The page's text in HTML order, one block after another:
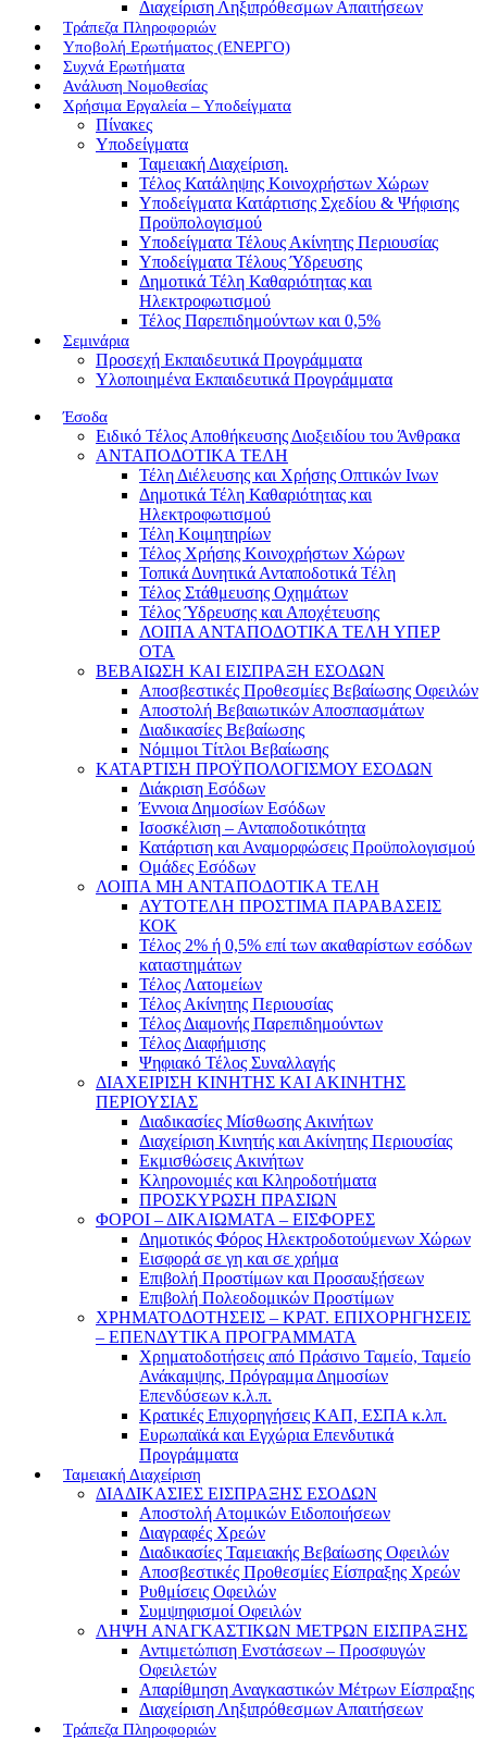
Διαχείριση Ληξιπρόθεσμων Απαιτήσεων
Τράπεζα Πληροφοριών
Υποβολή Ερωτήματος (ΕΝΕΡΓΟ)
Συχνά Ερωτήματα
Ανάλυση Νομοθεσίας
Χρήσιμα Εργαλεία – Υποδείγματα
Πίνακες
Υποδείγματα
Ταμειακή Διαχείριση.
Τέλος Κατάληψης Κοινοχρήστων Χώρων
Υποδείγματα Κατάρτισης Σχεδίου & Ψήφισης
Προϋπολογισμού
Υποδείγματα Τέλους Ακίνητης Περιουσίας
Υποδείγματα Τέλους Ύδρευσης
Δημοτικά Τέλη Καθαριότητας και
Ηλεκτροφωτισμού
Τέλος Παρεπιδημούντων και 0,5%
Σεμινάρια
Προσεχή Εκπαιδευτικά Προγράμματα
Υλοποιημένα Εκπαιδευτικά Προγράμματα
Έσοδα
Ειδικό Τέλος Αποθήκευσης Διοξειδίου του Άνθρακα
ΑΝΤΑΠΟΔΟΤΙΚΑ ΤΕΛΗ
Τέλη Διέλευσης και Χρήσης Οπτικών Ινων
Δημοτικά Τέλη Καθαριότητας και
Ηλεκτροφωτισμού
Τέλη Κοιμητηρίων
Τέλος Χρήσης Κοινοχρήστων Χώρων
Τοπικά Δυνητικά Ανταποδοτικά Τέλη
Τέλος Στάθμευσης Οχημάτων
Τέλος Ύδρευσης και Αποχέτευσης
ΛΟΙΠΑ ΑΝΤΑΠΟΔΟΤΙΚΑ ΤΕΛΗ ΥΠΕΡ
ΟΤΑ
ΒΕΒΑΙΩΣΗ ΚΑΙ ΕΙΣΠΡΑΞΗ ΕΣΟΔΩΝ
Αποσβεστικές Προθεσμίες Βεβαίωσης Οφειλών
Αποστολή Βεβαιωτικών Αποσπασμάτων
Διαδικασίες Βεβαίωσης
Νόμιμοι Τίτλοι Βεβαίωσης
ΚΑΤΑΡΤΙΣΗ ΠΡΟΫΠΟΛΟΓΙΣΜΟΥ ΕΣΟΔΩΝ
Διάκριση Εσόδων
Έννοια Δημοσίων Εσόδων
Ισοσκέλιση – Ανταποδοτικότητα
Κατάρτιση και Αναμορφώσεις Προϋπολογισμού
Ομάδες Εσόδων
ΛΟΙΠΑ ΜΗ ΑΝΤΑΠΟΔΟΤΙΚΑ ΤΕΛΗ
ΑΥΤΟΤΕΛΗ ΠΡΟΣΤΙΜΑ ΠΑΡΑΒΑΣΕΙΣ
ΚΟΚ
Τέλος 2% ή 0,5% επί των ακαθαρίστων εσόδων
καταστημάτων
Τέλος Λατομείων
Τέλος Ακίνητης Περιουσίας
Τέλος Διαμονής Παρεπιδημούντων
Τέλος Διαφήμισης
Ψηφιακό Τέλος Συναλλαγής
ΔΙΑΧΕΙΡΙΣΗ ΚΙΝΗΤΗΣ ΚΑΙ ΑΚΙΝΗΤΗΣ
ΠΕΡΙΟΥΣΙΑΣ
Διαδικασίες Μίσθωσης Ακινήτων
Διαχείριση Κινητής και Ακίνητης Περιουσίας
Εκμισθώσεις Ακινήτων
Κληρονομιές και Κληροδοτήματα
ΠΡΟΣΚΥΡΩΣΗ ΠΡΑΣΙΩΝ
ΦΟΡΟΙ – ΔΙΚΑΙΩΜΑΤΑ – ΕΙΣΦΟΡΕΣ
Δημοτικός Φόρος Ηλεκτροδοτούμενων Χώρων
Εισφορά σε γη και σε χρήμα
Επιβολή Προστίμων και Προσαυξήσεων
Επιβολή Πολεοδομικών Προστίμων
ΧΡΗΜΑΤΟΔΟΤΗΣΕΙΣ – ΚΡΑΤ. ΕΠΙΧΟΡΗΓΗΣΕΙΣ
– ΕΠΕΝΔΥΤΙΚΑ ΠΡΟΓΡΑΜΜΑΤΑ
Χρηματοδοτήσεις από Πράσινο Ταμείο, Ταμείο
Ανάκαμψης, Πρόγραμμα Δημοσίων
Επενδύσεων κ.λ.π.
Κρατικές Επιχορηγήσεις ΚΑΠ, ΕΣΠΑ κ.λπ.
Ευρωπαϊκά και Εγχώρια Επενδυτικά
Προγράμματα
Ταμειακή Διαχείριση
ΔΙΑΔΙΚΑΣΙΕΣ ΕΙΣΠΡΑΞΗΣ ΕΣΟΔΩΝ
Αποστολή Ατομικών Ειδοποιήσεων
Διαγραφές Χρεών
Διαδικασίες Ταμειακής Βεβαίωσης Οφειλών
Αποσβεστικές Προθεσμίες Είσπραξης Χρεών
Ρυθμίσεις Οφειλών
Συμψηφισμοί Οφειλών
ΛΗΨΗ ΑΝΑΓΚΑΣΤΙΚΩΝ ΜΕΤΡΩΝ ΕΙΣΠΡΑΞΗΣ
Αντιμετώπιση Ενστάσεων – Προσφυγών
Οφειλετών
Απαρίθμηση Αναγκαστικών Μέτρων Είσπραξης
Διαχείριση Ληξιπρόθεσμων Απαιτήσεων
Τράπεζα Πληροφοριών